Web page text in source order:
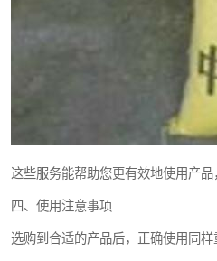
这些服务能帮助您更有效地使用产品
四、使用注意事项
选购到合适的产品后，正确使用同样